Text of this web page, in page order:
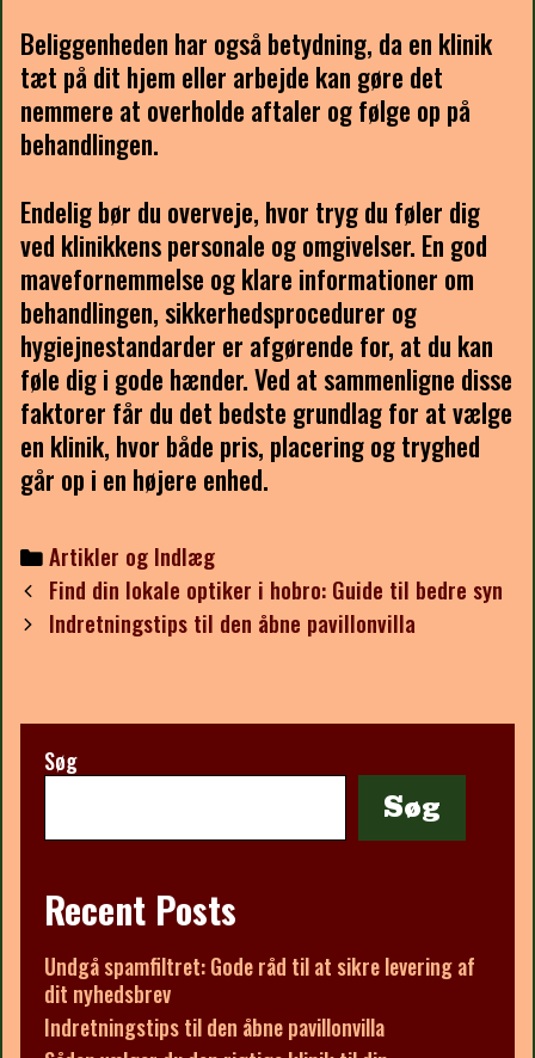
Beliggenheden har også betydning, da en klinik
tæt på dit hjem eller arbejde kan gøre det
nemmere at overholde aftaler og følge op på
behandlingen.
Endelig bør du overveje, hvor tryg du føler dig
ved klinikkens personale og omgivelser. En god
mavefornemmelse og klare informationer om
behandlingen, sikkerhedsprocedurer og
hygiejnestandarder er afgørende for, at du kan
føle dig i gode hænder. Ved at sammenligne disse
faktorer får du det bedste grundlag for at vælge
en klinik, hvor både pris, placering og tryghed
går op i en højere enhed.
Categories
Artikler og Indlæg
Post
navigation
Find din lokale optiker i hobro: Guide til bedre syn
Indretningstips til den åbne pavillonvilla
Søg
Søg
Recent Posts
Undgå spamfiltret: Gode råd til at sikre levering af
dit nyhedsbrev
Indretningstips til den åbne pavillonvilla